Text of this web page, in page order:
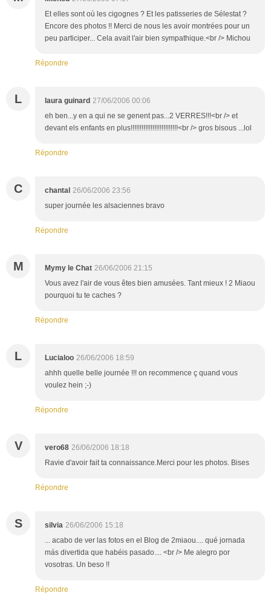
Et elles sont où les cigognes ? Et les patisseries de Sélestat ?
Encore des photos !! Merci de nous les avoir montrées pour un
peu participer... Cela avait l'air bien sympathique.<br /> Michou
Répondre
L laura guinard 27/06/2006 00:06
eh ben...y en a qui ne se genent pas...2 VERRES!!!<br /> et
devant els enfants en plus!!!!!!!!!!!!!!!!!!!!!!!!!!<br /> gros bisous ...lol
Répondre
C chantal 26/06/2006 23:56
super journée les alsaciennes bravo
Répondre
M Mymy le Chat 26/06/2006 21:15
Vous avez l'air de vous êtes bien amusées. Tant mieux ! 2 Miaou
pourquoi tu te caches ?
Répondre
L Lucialoo 26/06/2006 18:59
ahhh quelle belle journée !!! on recommence ç quand vous
voulez hein ;-)
Répondre
V vero68 26/06/2006 18:18
Ravie d'avoir fait ta connaissance.Merci pour les photos. Bises
Répondre
S silvia 26/06/2006 15:18
... acabo de ver las fotos en el Blog de 2miaou.... qué jornada
más divertida que habéis pasado.... <br /> Me alegro por
vosotras. Un beso !!
Répondre